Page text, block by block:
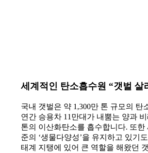
세계적인 탄소흡수원 “갯벌 살
국내 갯벌은 약 1,300만 톤 규모의 탄
연간 승용차 11만대가 내뿜는 양과
톤의 이산화탄소를 흡수합니다. 또한
준의 ‘생물다양성’을 유지하고 있기
태계 지탱에 있어 큰 역할을 해왔던